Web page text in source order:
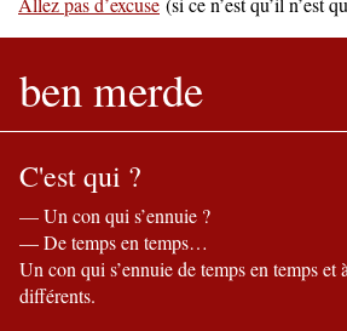
ben merde
C'est qui ?
— Un con qui s’ennuie ?
— De temps en temps…
Un con qui s’ennuie de temps en temps et
différents.